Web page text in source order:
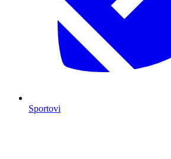
Sportovi